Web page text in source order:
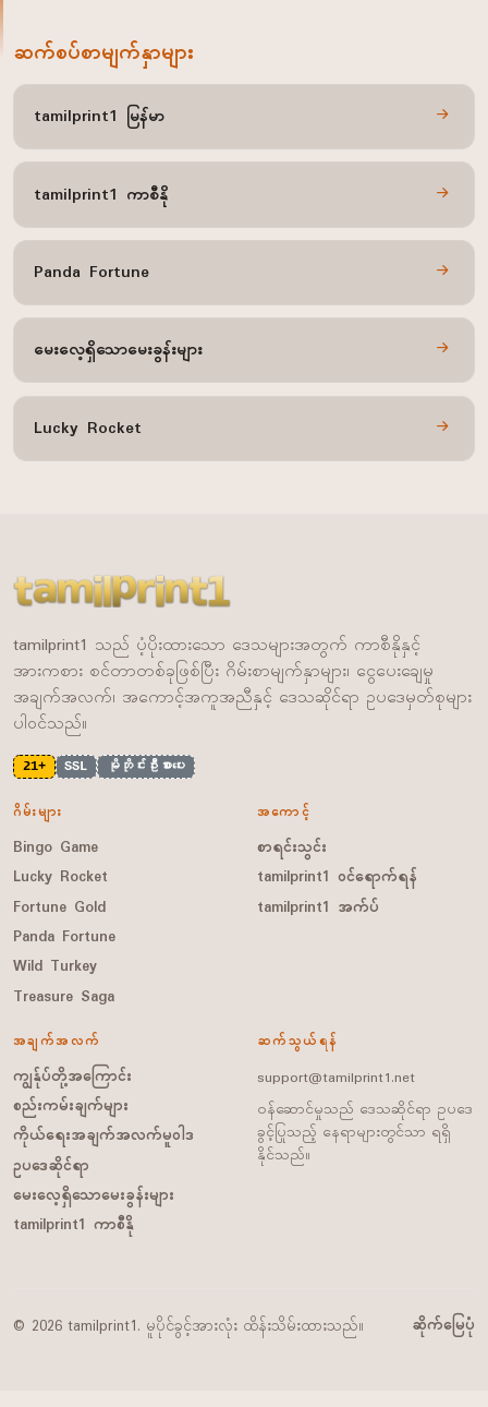
ဆက်စပ်စာမျက်နှာများ
tamilprint1 မြန်မာ
tamilprint1 ကာစီနို
Panda Fortune
မေးလေ့ရှိသောမေးခွန်းများ
Lucky Rocket
tamilprint1 သည် ပံ့ပိုးထားသော ဒေသများအတွက် ကာစီနိုနှင့်
အားကစား စင်တာတစ်ခုဖြစ်ပြီး ဂိမ်းစာမျက်နှာများ၊ ငွေပေးချေမှု
အချက်အလက်၊ အကောင့်အကူအညီနှင့် ဒေသဆိုင်ရာ ဥပဒေမှတ်စုများ
ပါဝင်သည်။
21+ SSL မိုဘိုင်းဦးစားပေး
ဂိမ်းများ
Bingo Game
Lucky Rocket
Fortune Gold
Panda Fortune
Wild Turkey
Treasure Saga
အကောင့်
စာရင်းသွင်း
tamilprint1 ဝင်ရောက်ရန်
tamilprint1 အက်ပ်
အချက်အလက်
ကျွန်ုပ်တို့အကြောင်း
စည်းကမ်းချက်များ
ကိုယ်ရေးအချက်အလက်မူဝါဒ
ဥပဒေဆိုင်ရာ
မေးလေ့ရှိသောမေးခွန်းများ
tamilprint1 ကာစီနို
ဆက်သွယ်ရန်
support@tamilprint1.net
ဝန်ဆောင်မှုသည် ဒေသဆိုင်ရာ ဥပဒေ
ခွင့်ပြုသည့် နေရာများတွင်သာ ရရှိ
နိုင်သည်။
© 2026 tamilprint1. မူပိုင်ခွင့်အားလုံး ထိန်းသိမ်းထားသည်။ ဆိုက်မြေပုံ